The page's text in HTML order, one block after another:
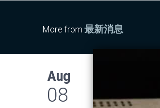
More from 最新消息
Aug
08